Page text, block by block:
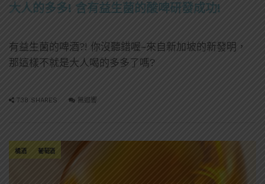
大人的多多! 含有益生菌的酸啤研發成功!
有益生菌的啤酒?! 你沒聽錯喔~來自新加坡的新發明，
那這樣不就是大人喝的多多了嗎?
738 SHARES 無迴響
橘酒 葡萄酒